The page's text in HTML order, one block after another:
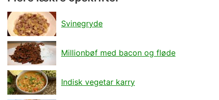
Svinegryde
Millionbøf med bacon og fløde
Indisk vegetar karry